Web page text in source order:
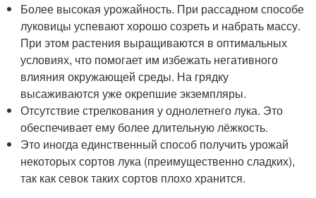
Более высокая урожайность. При рассадном способе
луковицы успевают хорошо созреть и набрать массу.
При этом растения выращиваются в оптимальных
условиях, что помогает им избежать негативного
влияния окружающей среды. На грядку
высаживаются уже окрепшие экземпляры.
Отсутствие стрелкования у однолетнего лука. Это
обеспечивает ему более длительную лёжкость.
Это иногда единственный способ получить урожай
некоторых сортов лука (преимущественно сладких),
так как севок таких сортов плохо хранится.